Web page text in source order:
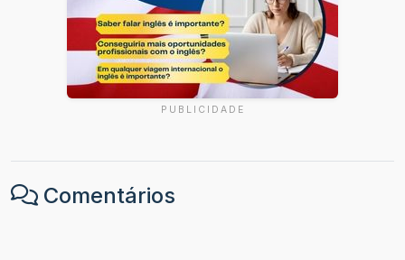
PUBLICIDADE
Comentários